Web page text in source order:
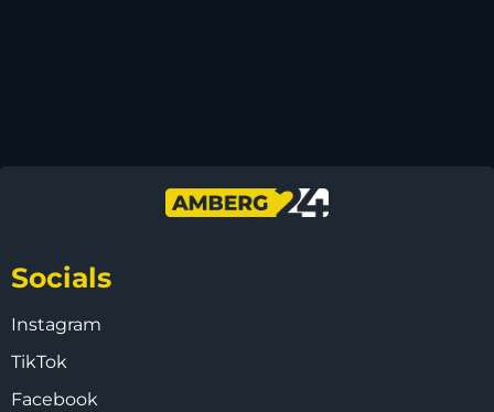
Socials
Instagram
TikTok
Facebook